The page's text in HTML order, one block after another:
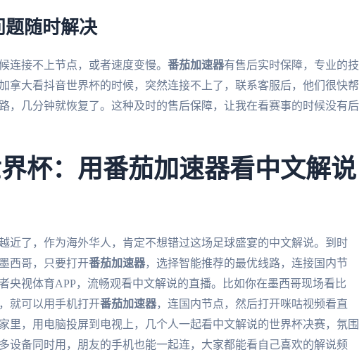
题随时解决
连接不上节点，或者速度变慢。 番茄加速器有售后实时保障，专业的技
拿大看抖音世界杯的时候，突然连接不上了，联系客服后，他们很快帮
，几分钟就恢复了。这种及时的售后保障，让我在看赛事的时候没有后
杯：用番茄加速器看中文解说
近了，作为海外华人，肯定不想错过这场足球盛宴的中文解说。到时
西哥，只要打开番茄加速器，选择智能推荐的最优线路，连接国内节
央视体育APP，流畅观看中文解说的直播。比如你在墨西哥现场看比
就可以用手机打开番茄加速器，连国内节点，然后打开咪咕视频看直
里，用电脑投屏到电视上，几个人一起看中文解说的世界杯决赛，氛围
设备同时用，朋友的手机也能一起连，大家都能看自己喜欢的解说频